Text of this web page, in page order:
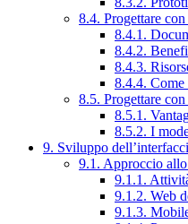
8.4. Progettare
8.4.1.
8.4.2.
8.4.3.
8.4.4. Come
8.5. Progettare
8.5.1.
8.5.2. I
9. Sviluppo
9.1. Approccio
9.1.1.
9.1.2. Web
9.1.3.